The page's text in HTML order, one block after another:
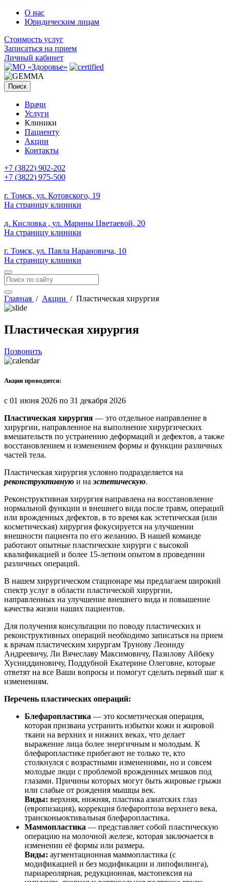
О нас
Юридическим лицам
Стоимость услуг
Записаться на прием
Личный кабинет
Поиск
Врачи
Услуги
Клиники
Пациенту
Акции
Контакты
+7 (3822) 902-202
+7 (3822) 975-500
г. Томск, ул. Котовского, 19
На страницу клиники
д. Кисловка , ул. Марины Цветаевой, 20
На страницу клиники
г. Томск, ул. Павла Нарановича, 10
На страницу клиники
Главная / Акции / Пластическая хирургия
Пластическая хирургия
Позвонить
Акция проводится:
c 01 июня 2026 по 31 декабря 2026
Пластическая хирургия — это отдельное направление в
хирургии, направленное на выполнение хирургических
вмешательств по устранению деформаций и дефектов, а также
восстановлением и изменением формы и функции различных
частей тела.
Пластическая хирургия условно подразделяется на
реконструктивную и наэстетическую.
Реконструктивная хирургия направлена на восстановление
нормальной функции и внешнего вида после травм, операций
или врожденных дефектов, в то время как эстетическая (или
косметическая) хирургия фокусируется на улучшении
внешности пациента по его желанию. В нашей команде
работают опытные пластические хирурги с высокой
квалификацией и более 15-летним опытом в проведении
различных операций.
В нашем хирургическом стационаре мы предлагаем широкий
спектр услуг в области пластической хирургии,
направленных на улучшение внешнего вида и повышение
качества жизни наших пациентов.
Для получения консультации по поводу пластических и
реконструктивных операций необходимо записаться на прием
к врачам пластическим хирургам Трунову Леониду
Андреевичу, Ли Вячеславу Максимовичу, Пазилову Айбеку
Хусниддиновичу, Поддубной Екатерине Олеговне, которые
ответят на все Ваши вопросы и помогут сделать первый шаг к
изменениям.
Перечень пластических операций:
Блефаропластика — это косметическая операция,
которая призвана устранить избытки кожи и жировой
ткани на верхних и нижних веках, что делает
выражение лица более энергичным и молодым. К
блефаропластике прибегают не только те, кто
столкнулся с возрастными изменениями, но и совсем
молодые люди с проблемой врожденных мешков под
глазами. Причины которых могут быть жировые грыжи
или слабые от рождения мышцы век.
Виды: верхняя, нижняя, пластика азиатских глаз
(европизация), коррекция блефароптоза верхнего века,
трансконьюктивальная блефаропластика.
Маммопластика — представляет собой пластическую
операцию на молочной железе, которая заключается в
изменении её формы или размера.
Виды: аугментационная маммопластика (с
модификацией и без модификации и липофилинга),
париареолярная, редукционная, мастопексия на